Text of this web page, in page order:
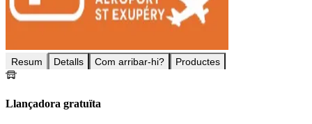
Resum Detalls Com arribar-hi? Productes
Llançadora gratuïta